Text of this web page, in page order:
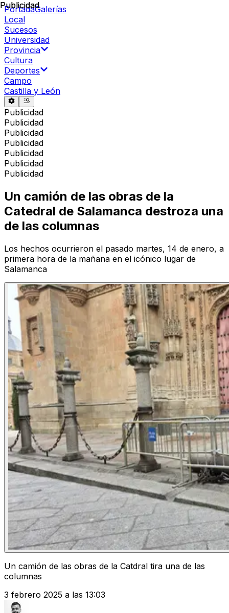
PortadaGalerías
Local
Sucesos
Universidad
Provincia
Cultura
Deportes
Campo
Castilla y León
Publicidad
Publicidad
Publicidad
Publicidad
Publicidad
Publicidad
Publicidad
Publicidad
Un camión de las obras de la
Catedral de Salamanca destroza una
de las columnas
Los hechos ocurrieron el pasado martes, 14 de enero, a
primera hora de la mañana en el icónico lugar de
Salamanca
Un camión de las obras de la Catdral tira una de las
columnas
3 febrero 2025 a las 13:03
Publicidad